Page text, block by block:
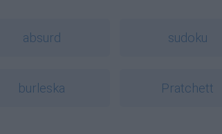
absurd sudoku
burleska Pratchett